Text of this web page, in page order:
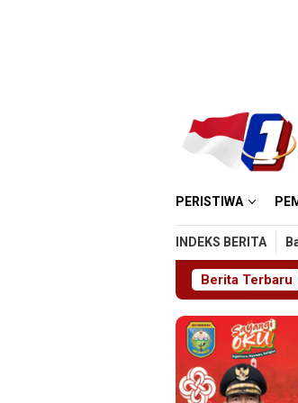
PERISTIWA
INDEKS BERITA
Berita Terbaru
ABHINAYA 2026, Ajang Bergengsi